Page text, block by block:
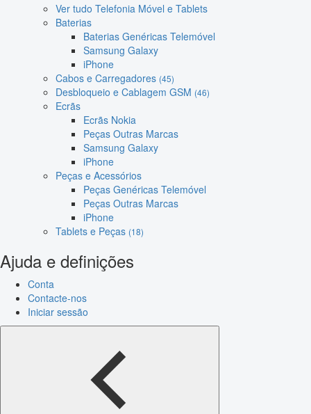
Ver tudo Telefonia Móvel e Tablets
Baterias
Baterias Genéricas Telemóvel
Samsung Galaxy
iPhone
Cabos e Carregadores (45)
Desbloqueio e Cablagem GSM (46)
Ecrãs
Ecrãs Nokia
Peças Outras Marcas
Samsung Galaxy
iPhone
Peças e Acessórios
Peças Genéricas Telemóvel
Peças Outras Marcas
iPhone
Tablets e Peças (18)
Ajuda e definições
Conta
Contacte-nos
Iniciar sessão